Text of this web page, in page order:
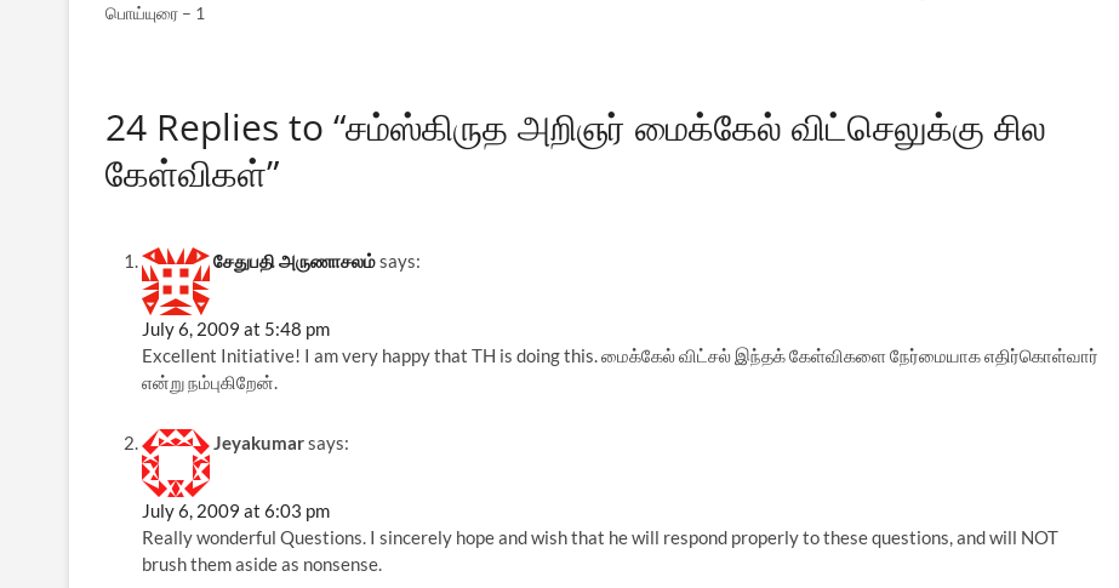
பொய்யுரை – 1
24 Replies to “சம்ஸ்கிருத அறிஞர் மைக்கேல் விட்செலுக்கு சில
கேள்விகள்”
சேதுபதி அருணாசலம்says:
July 6, 2009 at 5:48 pm
Excellent Initiative! I am very happy that TH is doing this. மைக்கேல் விட்சல் இந்தக் கேள்விகளை நேர்மையாக எதிர்கொள்வார்
என்று நம்புகிறேன்.
Jeyakumarsays:
July 6, 2009 at 6:03 pm
Really wonderful Questions. I sincerely hope and wish that he will respond properly to these questions, and will NOT
brush them aside as nonsense.